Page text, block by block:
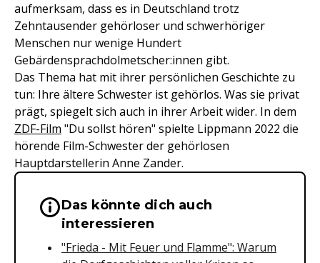
aufmerksam, dass es in Deutschland trotz
Zehntausender gehörloser und schwerhöriger
Menschen nur wenige Hundert
Gebärdensprachdolmetscher:innen gibt.
Das Thema hat mit ihrer persönlichen Geschichte zu
tun: Ihre ältere Schwester ist gehörlos. Was sie privat
prägt, spiegelt sich auch in ihrer Arbeit wider. In dem
ZDF-Film "Du sollst hören" spielte Lippmann 2022 die
hörende Film-Schwester der gehörlosen
Hauptdarstellerin Anne Zander.
Wichtige Hinweise &
Das könnte dich auch
interessieren
"Frieda - Mit Feuer und Flamme": Warum